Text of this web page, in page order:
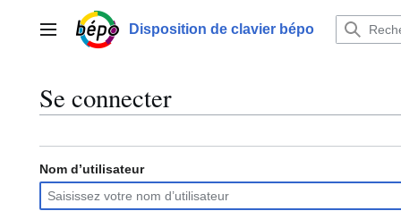
contenuMenu principalDisposition de clavier bépo
Se connecter
Nom d’utilisateur